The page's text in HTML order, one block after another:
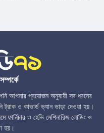
আপনার প্রয়োজন অনুযায়ী সব ধরনের
ট্রাক ও কাভার্ড ভ্যান ভাড়া দেওয়া হয়।
ফার্নিচার ও হেভি মেশিনারিজ লোডিং ও
হয়।